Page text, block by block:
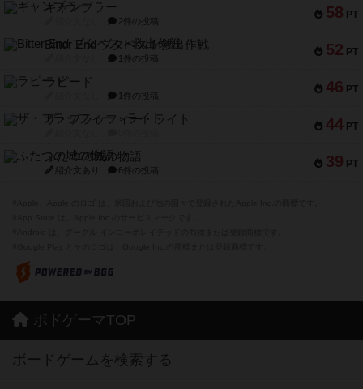
58 PT
ギャンブラー
2件の投稿
52 PT
Bitter End ブタペスト救出作戦
1件の投稿
46 PT
ラピード
1件の投稿
44 PT
ザ・フラッフィー・ライト
39 PT
ふたつの城の物語
紹介文あり 6件の投稿
ボドゲーマTOP
ボードゲームを検索する